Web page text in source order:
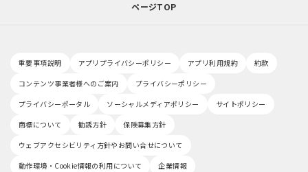
ページTOP
重要事項説明 アプリプライバシーポリシー アプリ利用規約
約款
コンテンツ事業者様へのご案内
プライバシーポリシー
プライバシーポータル
ソーシャルメディアポリシー
サイトポリシー
商標について
勧誘方針
保険募集方針
ウェブアクセシビリティ方針やお問い合せについて
動作環境・Cookie情報の利用について
企業情報